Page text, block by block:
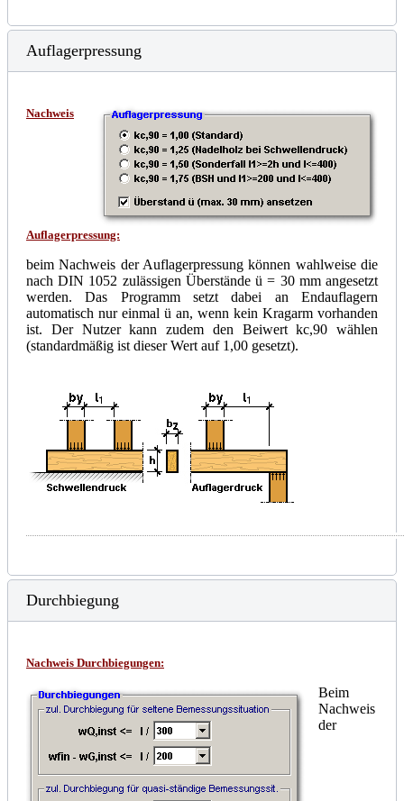
Auflagerpressung
Nachweis
Auflagerpressung:
beim Nachweis der Auflagerpressung können wahlweise die
nach DIN 1052 zulässigen Überstände ü = 30 mm angesetzt
werden. Das Programm setzt dabei an Endauflagern
automatisch nur einmal ü an, wenn kein Kragarm vorhanden
ist. Der Nutzer kann zudem den Beiwert kc,90 wählen
(standardmäßig ist dieser Wert auf 1,00 gesetzt).
Durchbiegung
Nachweis Durchbiegungen:
Beim
Nachweis
der